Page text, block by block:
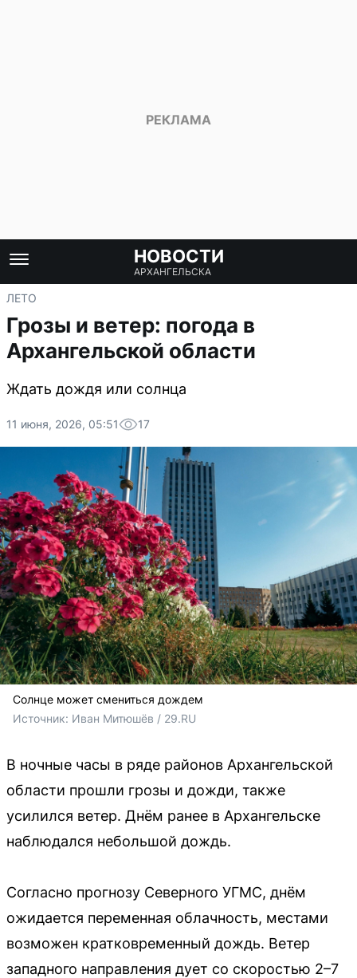
НОВОСТИ
АРХАНГЕЛЬСКА
ЛЕТО
Грозы и ветер: погода в
Архангельской области
Ждать дождя или солнца
11 июня, 2026, 05:51 17
Солнце может смениться дождем
Источник: Иван Митюшёв / 29.RU
В ночные часы в ряде районов Архангельской
области прошли грозы и дожди, также
усилился ветер. Днём ранее в Архангельске
наблюдался небольшой дождь.
Согласно прогнозу Северного УГМС, днём
ожидается переменная облачность, местами
возможен кратковременный дождь. Ветер
западного направления дует со скоростью 2–7